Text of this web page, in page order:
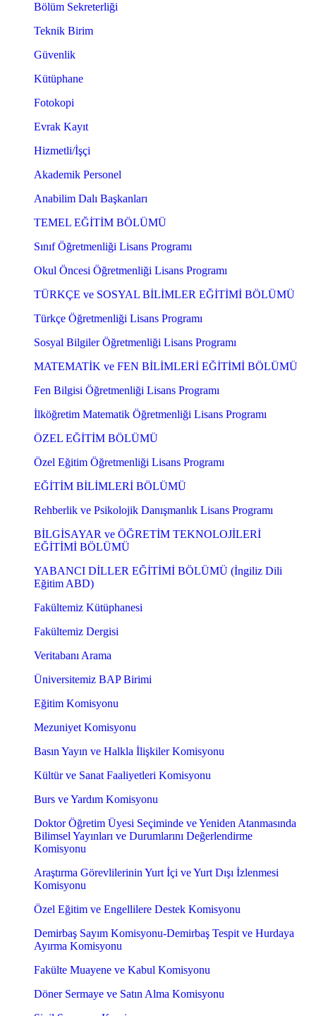
Bölüm Sekreterliği
Teknik Birim
Güvenlik
Kütüphane
Fotokopi
Evrak Kayıt
Hizmetli/İşçi
Akademik Personel
Anabilim Dalı Başkanları
TEMEL EĞİTİM BÖLÜMÜ
Sınıf Öğretmenliği Lisans Programı
Okul Öncesi Öğretmenliği Lisans Programı
TÜRKÇE ve SOSYAL BİLİMLER EĞİTİMİ BÖLÜMÜ
Türkçe Öğretmenliği Lisans Programı
Sosyal Bilgiler Öğretmenliği Lisans Programı
MATEMATİK ve FEN BİLİMLERİ EĞİTİMİ BÖLÜMÜ
Fen Bilgisi Öğretmenliği Lisans Programı
İlköğretim Matematik Öğretmenliği Lisans Programı
ÖZEL EĞİTİM BÖLÜMÜ
Özel Eğitim Öğretmenliği Lisans Programı
EĞİTİM BİLİMLERİ BÖLÜMÜ
Rehberlik ve Psikolojik Danışmanlık Lisans Programı
BİLGİSAYAR ve ÖĞRETİM TEKNOLOJİLERİ
EĞİTİMİ BÖLÜMÜ
YABANCI DİLLER EĞİTİMİ BÖLÜMÜ (İngiliz Dili
Eğitim ABD)
Fakültemiz Kütüphanesi
Fakültemiz Dergisi
Veritabanı Arama
Üniversitemiz BAP Birimi
Eğitim Komisyonu
Mezuniyet Komisyonu
Basın Yayın ve Halkla İlişkiler Komisyonu
Kültür ve Sanat Faaliyetleri Komisyonu
Burs ve Yardım Komisyonu
Doktor Öğretim Üyesi Seçiminde ve Yeniden Atanmasında
Bilimsel Yayınları ve Durumlarını Değerlendirme
Komisyonu
Araştırma Görevlilerinin Yurt İçi ve Yurt Dışı İzlenmesi
Komisyonu
Özel Eğitim ve Engellilere Destek Komisyonu
Demirbaş Sayım Komisyonu-Demirbaş Tespit ve Hurdaya
Ayırma Komisyonu
Fakülte Muayene ve Kabul Komisyonu
Döner Sermaye ve Satın Alma Komisyonu